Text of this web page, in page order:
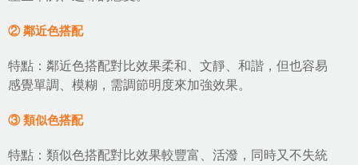
② 鄰近色搭配
特點：鄰近色搭配對比效果柔和、文靜、和諧，但也容易
感覺單調、模糊，需調節明度來加強效果。
③ 類似色搭配
特點：類似色搭配對比效果較豐富、活潑，同時又不失統